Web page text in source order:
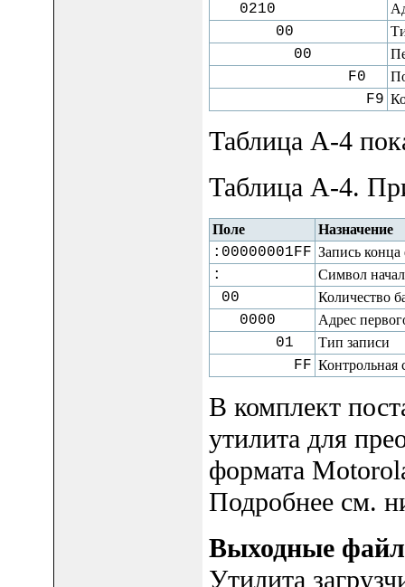
0210
00
00
F0
F9
Таблица A-4
Таблица A-4.
Поле Назначение
:00000001FF Запись конца
: Символ
00 Количество
0000 Адрес
01 Тип записи
FF Контрольная
В комплект
утилита для
формата
Подробнее см.
Выходные
Утилита